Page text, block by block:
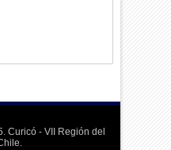
Curicó - VII Región del